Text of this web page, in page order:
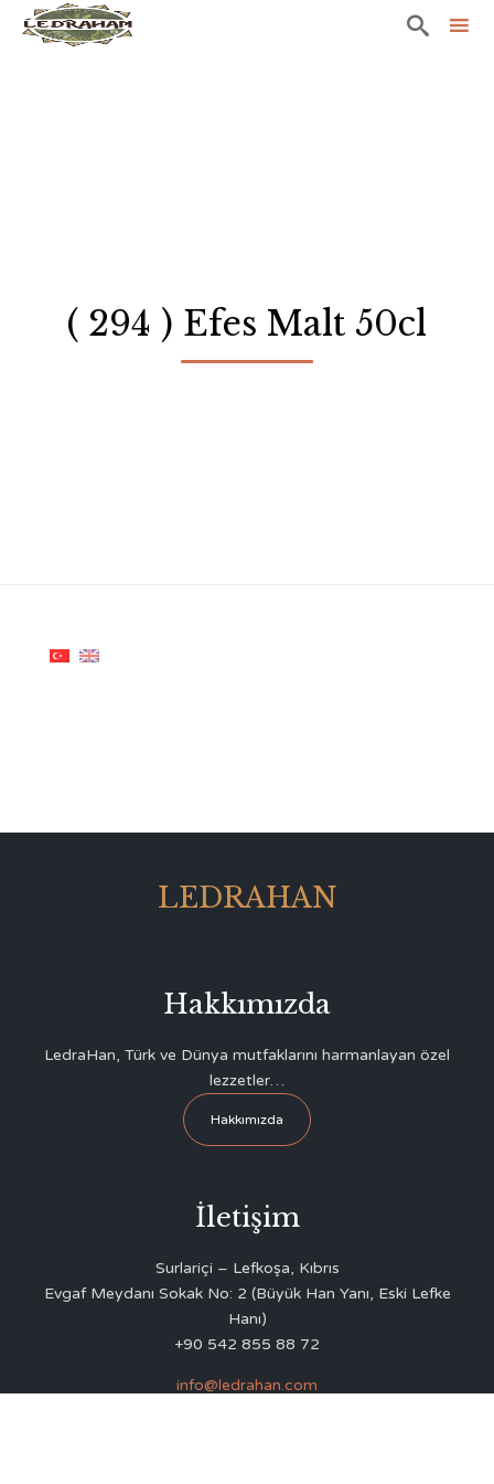

( 294 ) Efes Malt 50cl
LEDRAHAN
Hakkımızda
LedraHan, Türk ve Dünya mutfaklarını harmanlayan özel
lezzetler…
Hakkımızda
İletişim
Surlariçi – Lefkoşa, Kıbrıs
Evgaf Meydanı Sokak No: 2 (Büyük Han Yanı, Eski Lefke
Hanı)
+90 542 855 88 72
info@ledrahan.com